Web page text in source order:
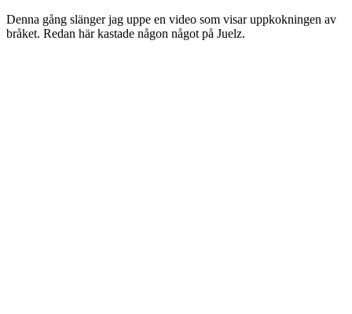
Denna gång slänger jag uppe en video som visar uppkokningen av
bråket. Redan här kastade någon något på Juelz.